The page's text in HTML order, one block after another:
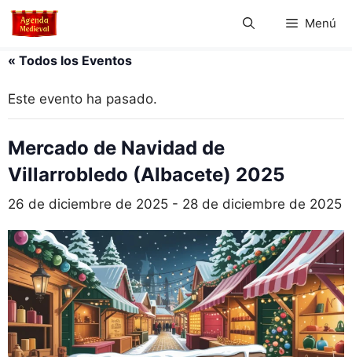
Saltar
Menú
« Todos los Eventos
Este evento ha pasado.
Mercado de Navidad de
Villarrobledo (Albacete) 2025
26 de diciembre de 2025 - 28 de diciembre de 2025